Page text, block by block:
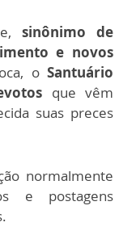
sinônimo de
e novos
o Santuário
que vêm
suas preces
normalmente
e postagens